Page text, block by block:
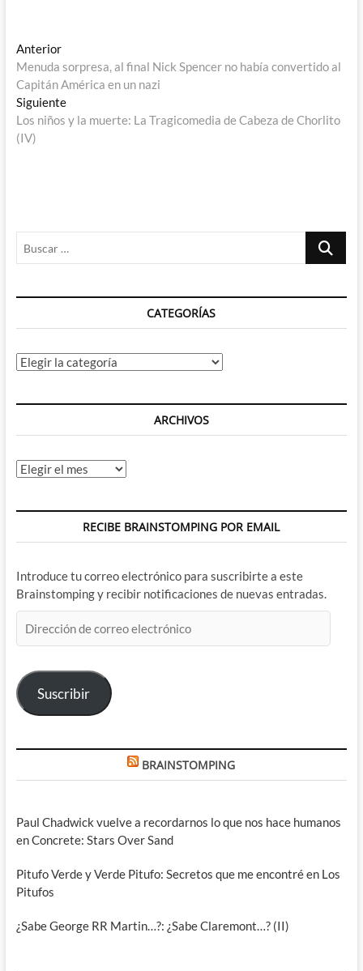
Navegación
de
entradas
AnteriorEntrada
anterior:
Menuda sorpresa, al final Nick Spencer no había convertido al
Capitán América en un nazi
SiguienteEntrada
siguiente:
Los niños y la muerte: La Tragicomedia de Cabeza de Chorlito
(IV)
Buscar
CATEGORÍAS
Categorías
ARCHIVOS
Archivos
RECIBE BRAINSTOMPING POR EMAIL
Introduce tu correo electrónico para suscribirte a este
Brainstomping y recibir notificaciones de nuevas entradas.
de
electrónico
Suscribir
BRAINSTOMPING
Paul Chadwick vuelve a recordarnos lo que nos hace humanos
en Concrete: Stars Over Sand
Pitufo Verde y Verde Pitufo: Secretos que me encontré en Los
Pitufos
¿Sabe George RR Martin…?: ¿Sabe Claremont…? (II)